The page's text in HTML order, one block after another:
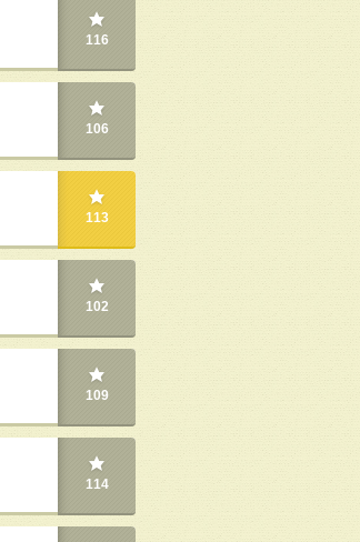
116
106
113
102
109
114